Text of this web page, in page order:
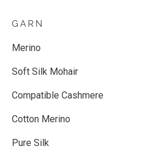
GARN
Merino
Soft Silk Mohair
Compatible Cashmere
Cotton Merino
Pure Silk